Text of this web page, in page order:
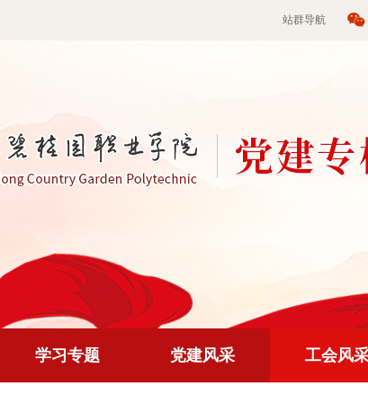
站群导航
学习专题 党建风采 工会风